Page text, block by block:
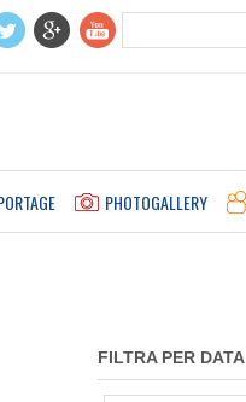
PHOTOGALLERY
FILTRA PER DATA